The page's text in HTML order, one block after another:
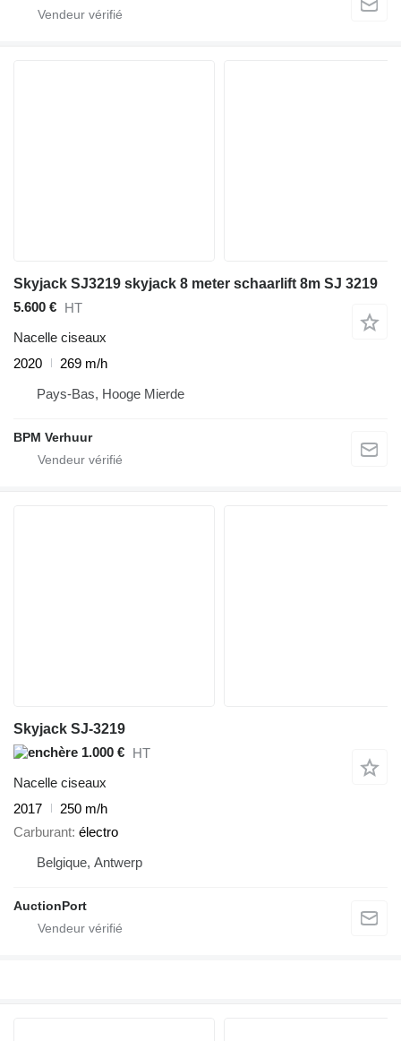
Skyjack SJ3219 skyjack 8 meter schaarlift 8m SJ 3219
5.600 € HT
Nacelle ciseaux
2020
269 m/h
Pays-Bas, Hooge Mierde
BPM Verhuur
Skyjack SJ-3219
1.000 € HT
Nacelle ciseaux
2017
250 m/h
Carburant électro
Belgique, Antwerp
AuctionPort